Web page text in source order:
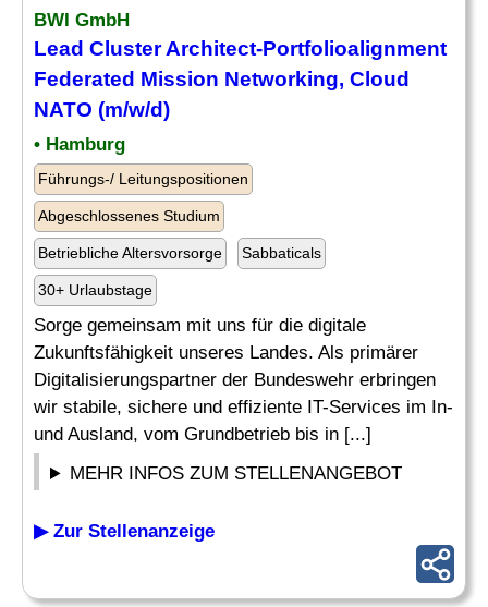
BWI GmbH
Lead Cluster Architect-Portfolioalignment
Federated Mission Networking, Cloud
NATO (m/w/d)
• Hamburg
Führungs-/ Leitungspositionen
Abgeschlossenes Studium
Betriebliche Altersvorsorge Sabbaticals
30+ Urlaubstage
Sorge gemeinsam mit uns für die digitale
Zukunftsfähigkeit unseres Landes. Als primärer
Digitalisierungspartner der Bundeswehr erbringen
wir stabile, sichere und effiziente IT-Services im In-
und Ausland, vom Grundbetrieb bis in [...]
MEHR INFOS ZUM STELLENANGEBOT
▶ Zur Stellenanzeige